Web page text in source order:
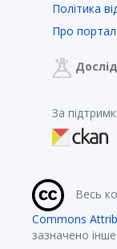
Політика
Про портал
За
Весь
Commons
зазначено інше